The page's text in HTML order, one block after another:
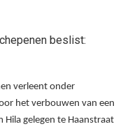
beslist:
verleent onder
het verbouwen van een
Hila gelegen te Haanstraat